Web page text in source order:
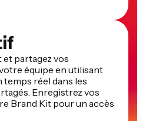
partagez vos
équipe en utilisant
réel dans les
Enregistrez vos
Brand Kit pour un accès